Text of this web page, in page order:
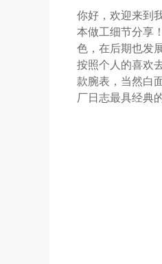
你好，欢迎来到
本做工细节分享
色，在后期也发
按照个人的喜欢
款腕表，当然白
厂日志最具经典